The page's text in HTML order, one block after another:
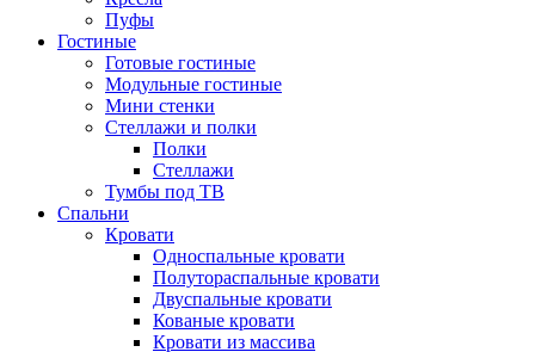
Пуфы
Гостиные
Готовые гостиные
Модульные гостиные
Мини стенки
Стеллажи и полки
Полки
Стеллажи
Тумбы под ТВ
Спальни
Кровати
Односпальные кровати
Полутораспальные кровати
Двуспальные кровати
Кованые кровати
Кровати из массива